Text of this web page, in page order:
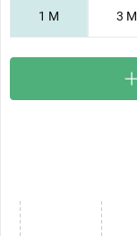
1 M 3 M